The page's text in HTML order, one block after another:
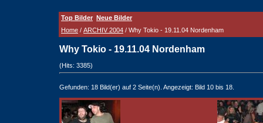
Top Bilder Neue Bilder
Home / ARCHIV 2004 / Why Tokio - 19.11.04 Nordenham
Why Tokio - 19.11.04 Nordenham
(Hits: 3385)
Gefunden: 18 Bild(er) auf 2 Seite(n). Angezeigt: Bild 10 bis 18.